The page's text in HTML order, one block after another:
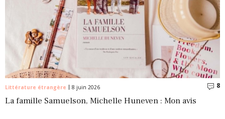
Littérature étrangère 8 juin 2026 8
La famille Samuelson, Michelle Huneven : Mon avis